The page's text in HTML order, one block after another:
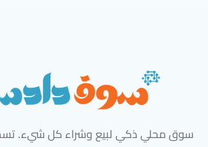
سوق محلي ذكي لبيع وشراء كل شيء.